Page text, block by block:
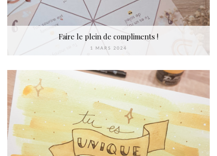
Faire le plein de compliments !
1 MARS 2024